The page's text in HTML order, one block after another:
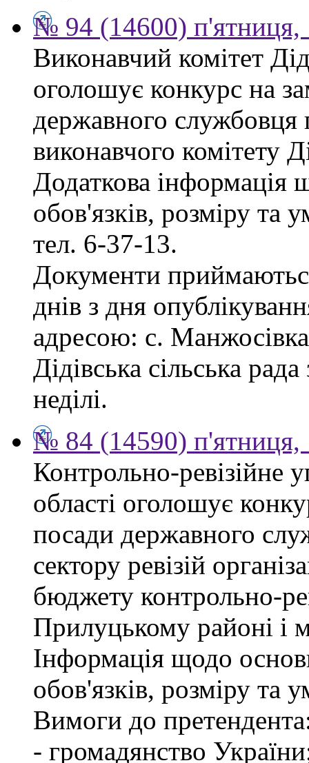
№ 94 (14600) п'ятниця,
Виконавчий комітет
оголошує конкурс на
державного службовця
виконавчого комітету
Додаткова інформація
обов'язків, розміру та
тел. 6-37-13.
Документи
днів з дня
адресою: с.
Дідівська сільська
неділі.
№ 84 (14590) п'ятниця,
Контрольно-ревізійне
області оголошує
посади державного
сектору ревізій
бюджету контрольно-
Прилуцькому районі і
Інформація щодо
обов'язків, розміру та
Вимоги до
- громадянство